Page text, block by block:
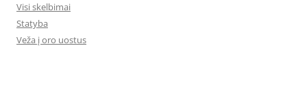
Visi skelbimai
Statyba
Veža į oro uostus